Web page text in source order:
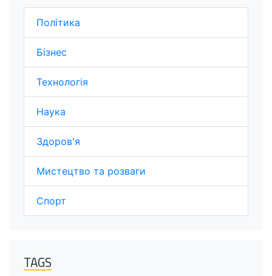
Політика
Бізнес
Технологія
Наука
Здоров'я
Мистецтво та розваги
Спорт
TAGS